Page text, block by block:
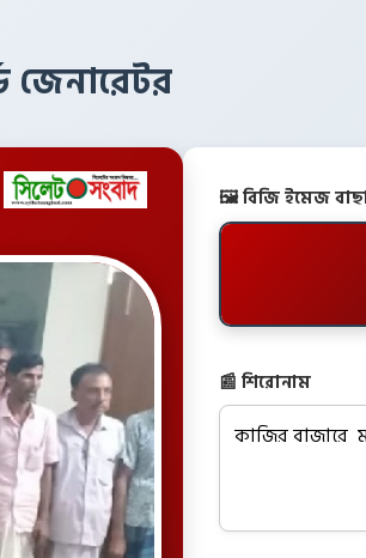
জেনারেটর
🖼️ বিজি ইমেজ
📰 শিরোনাম